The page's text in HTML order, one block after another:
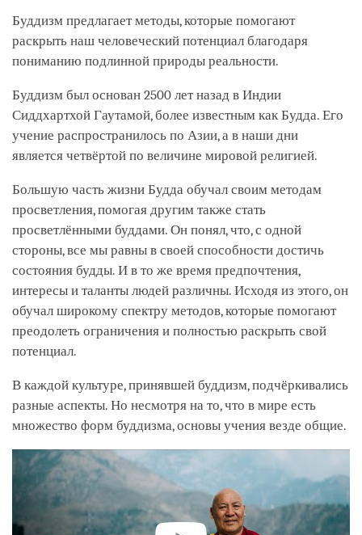
Буддизм предлагает методы, которые помогают
раскрыть наш человеческий потенциал благодаря
пониманию подлинной природы реальности.
Буддизм был основан 2500 лет назад в Индии
Сиддхартхой Гаутамой, более известным как Будда. Его
учение распространилось по Азии, а в наши дни
является четвёртой по величине мировой религией.
Большую часть жизни Будда обучал своим методам
просветления, помогая другим также стать
просветлёнными буддами. Он понял, что, с одной
стороны, все мы равны в своей способности достичь
состояния будды. И в то же время предпочтения,
интересы и таланты людей различны. Исходя из этого, он
обучал широкому спектру методов, которые помогают
преодолеть ограничения и полностью раскрыть свой
потенциал.
В каждой культуре, принявшей буддизм, подчёркивались
разные аспекты. Но несмотря на то, что в мире есть
множество форм буддизма, основы учения везде общие.